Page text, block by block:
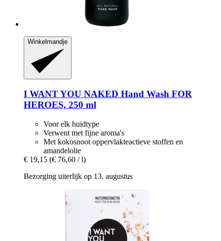
Winkelmandje
I WANT YOU NAKED Hand Wash FOR
HEROES, 250 ml
Voor elk huidtype
Verwent met fijne aroma's
Met kokosnoot oppervlakteactieve stoffen en
amandelolie
€ 19,15 (€ 76,60 / l)
Bezorging uiterlijk op 13. augustus